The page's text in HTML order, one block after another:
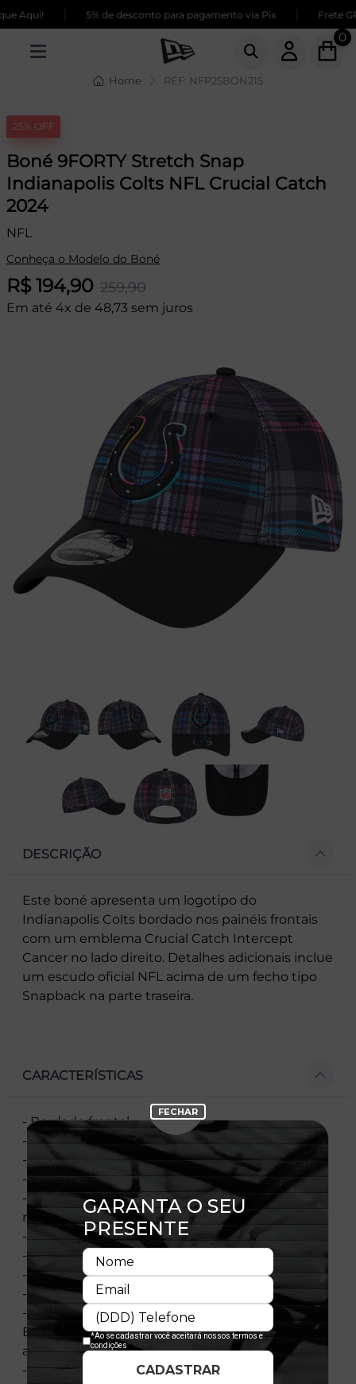
Aqui! 5% de desconto para pagamento via Pix Frete
0
Home REF: NFP25BON215
25% OFF
Boné 9FORTY Stretch Snap
Indianapolis Colts NFL Crucial Catch
2024
NFL
Conheça o Modelo do Boné
R$ 194,90 259,90
Em até 4x de 48,73 sem juros
DESCRIÇÃO
Este boné apresenta um logotipo do
Indianapolis Colts bordado nos painéis frontais
com um emblema Crucial Catch Intercept
Cancer no lado direito. Detalhes adicionais inclue
um escudo oficial NFL acima de um fecho tipo
Snapback na parte traseira.
CARACTERÍSTICAS
- Bordado frontal
- Flag New Era bordada à esquerda
- Patch no lado direito
- Escudo NFL na parte traseira
- Elastano nas laterais para maior comodidade e
melhor ajuste
- Aba curva
- Copa estruturada
- Ajustável
- Fechamento tipo Snapback
- Composição: Coroa: 95% Poliéster 5% Elastano -
Botão e aba: 95% Poliéster 5% Elastano - Contra-
aba: 100% Algodão
- Licença oficial